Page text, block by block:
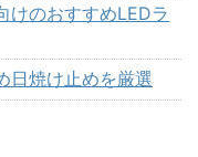
けのおすすめLEDラ
日焼け止めを厳選